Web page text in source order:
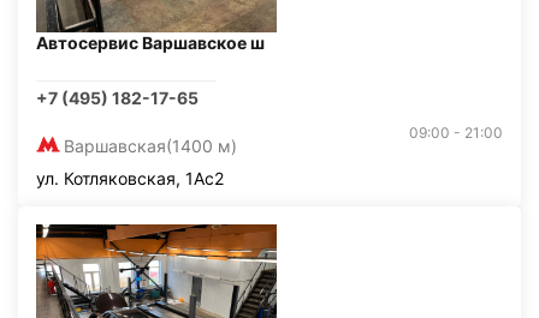
Автосервис Варшавское ш
+7 (495) 182-17-65
Варшавская(1400 м)
09:00 - 21:00
ул. Котляковская, 1Ас2